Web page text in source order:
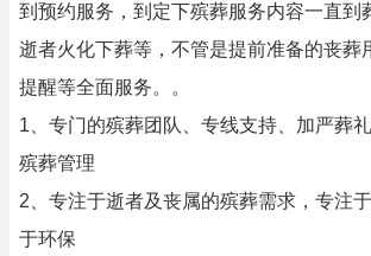
到预约服务，到定下殡葬服务内容一直到
逝者火化下葬等，不管是提前准备的丧葬
提醒等全面服务。。
1、专门的殡葬团队、专线支持、加严葬
殡葬管理
2、专注于逝者及丧属的殡葬需求，专注
于环保